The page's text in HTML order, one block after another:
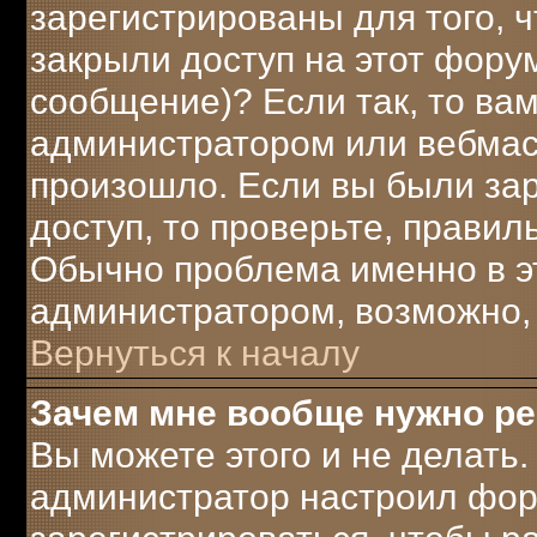
зарегистрированы для
закрыли доступ на этот
сообщение)? Если так, то
администратором или
произошло. Если вы были
доступ, то проверьте,
Обычно проблема именно в
администратором,
Вернуться к началу
Зачем мне вообще нужно
Вы можете этого и не делать.
администратор настроил